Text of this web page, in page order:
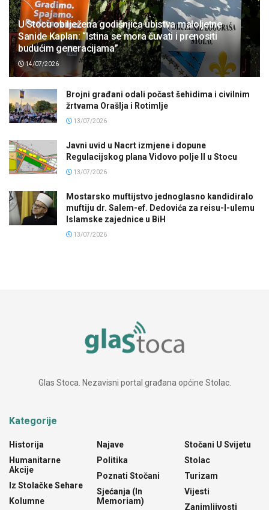
U Stocu obilježena godišnjica ubistva maloljetne
Sanide Kaplan: “Istina se mora čuvati i prenositi
budućim generacijama”
14/07/2026
Brojni građani odali počast šehidima i civilnim
žrtvama Orašlja i Rotimlje
13/07/2026
Javni uvid u Nacrt izmjene i dopune
Regulacijskog plana Vidovo polje II u Stocu
13/07/2026
Mostarsko muftijstvo jednoglasno kandidiralo
muftiju dr. Salem-ef. Dedovića za reisu-l-ulemu
Islamske zajednice u BiH
13/07/2026
Glas Stoca. Nezavisni portal građana općine Stolac.
Kategorije
Historija
Humanitarne
Akcije
Iz Stolačke Sehare
Kolumne
Najave
Politika
Poznati Stočani
Sjećanja (In
Memoriam)
Stočani U Svijetu
Stolac
Turizam
Vijesti
Zanimljivosti